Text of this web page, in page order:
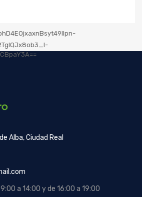
Alba, Ciudad Real
a 14:00 y de 16:00 a 19:00